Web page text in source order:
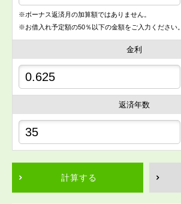
※ボーナス返済月の加算額ではありません。
※お借入れ予定額の50％以下の金額をご入力ください。
金利
返済年数
計算する